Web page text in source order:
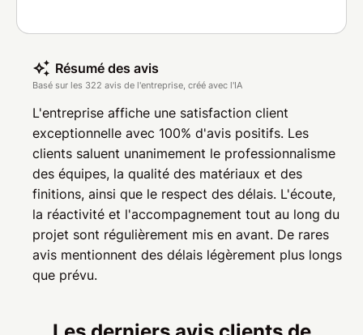
Résumé des avis
Basé sur les 322 avis de l'entreprise, créé avec l'IA
L'entreprise affiche une satisfaction client
exceptionnelle avec 100% d'avis positifs. Les
clients saluent unanimement le professionnalisme
des équipes, la qualité des matériaux et des
finitions, ainsi que le respect des délais. L'écoute,
la réactivité et l'accompagnement tout au long du
projet sont régulièrement mis en avant. De rares
avis mentionnent des délais légèrement plus longs
que prévu.